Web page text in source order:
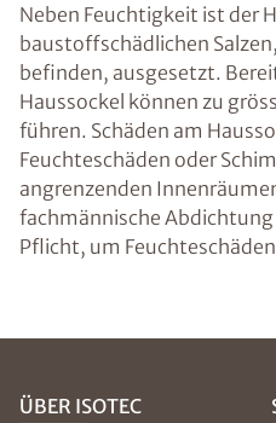
Neben Feuchtigkeit ist der
baustoffschädlichen
befinden, ausgesetzt.
Haussockel können zu
führen. Schäden am
Feuchteschäden oder
angrenzenden
fachmännische Abdichtung
Pflicht, um
ÜBER ISOTEC